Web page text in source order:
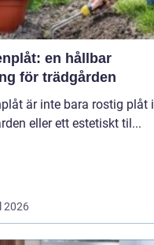
en hållbar
för trädgården
är inte bara rostig plåt i
eller ett estetiskt til...
2026